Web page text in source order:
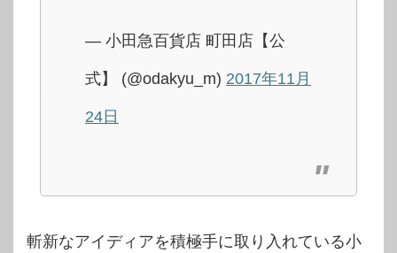
— 小田急百貨店 町田店【公
式】 (@odakyu_m) 2017年11月
24日
斬新なアイディアを積極手に取り入れている小